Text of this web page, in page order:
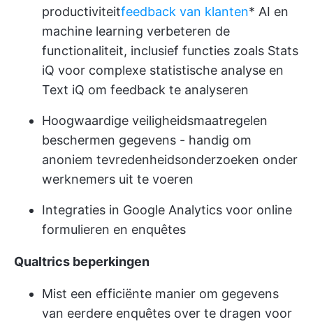
productiviteitfeedback van klanten* AI en
machine learning verbeteren de
functionaliteit, inclusief functies zoals Stats
iQ voor complexe statistische analyse en
Text iQ om feedback te analyseren
Hoogwaardige veiligheidsmaatregelen
beschermen gegevens - handig om
anoniem tevredenheidsonderzoeken onder
werknemers uit te voeren
Integraties in Google Analytics voor online
formulieren en enquêtes
Qualtrics beperkingen
Mist een efficiënte manier om gegevens
van eerdere enquêtes over te dragen voor